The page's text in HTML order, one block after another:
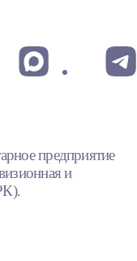
предприятие
и